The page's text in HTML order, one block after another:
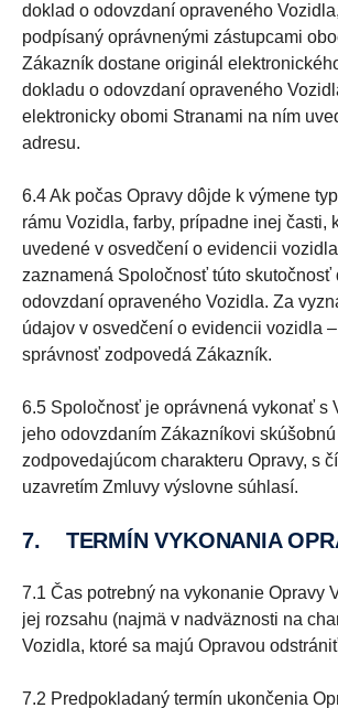
doklad o odovzdaní opraveného
podpísaný oprávnenými zástupcami
Zákazník dostane originál
dokladu o odovzdaní opraveného
elektronicky obomi Stranami na ním
adresu.
6.4 Ak počas Opravy dôjde k výmene
rámu Vozidla, farby, prípadne inej časti,
uvedené v osvedčení o evidencii
zaznamená Spoločnosť túto skutočnosť
odovzdaní opraveného Vozidla. Za
údajov v osvedčení o evidencii vozidla
správnosť zodpovedá Zákazník.
6.5 Spoločnosť je oprávnená vykonať s
jeho odovzdaním Zákazníkovi
zodpovedajúcom charakteru Opravy, s
uzavretím Zmluvy výslovne súhlasí.
7. TERMÍN VYKONANIA
7.1 Čas potrebný na vykonanie Opravy
jej rozsahu (najmä v nadväznosti na
Vozidla, ktoré sa majú Opravou
7.2 Predpokladaný termín ukončenia